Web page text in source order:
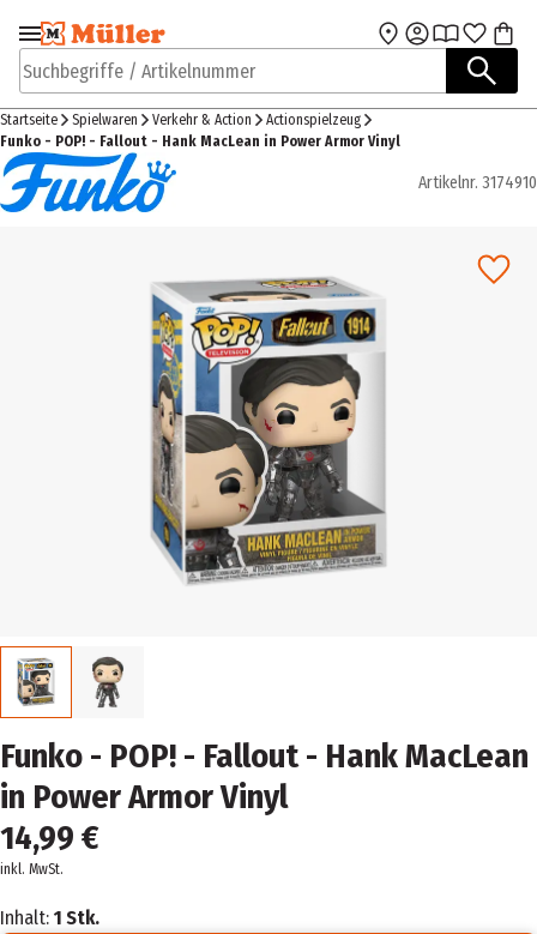
Zur Navigation
springen
Zum Hauptinhalt
Suchbegriffe / Artikelnummer
Startseite Spielwaren Verkehr & Action
Actionspielzeug
Funko - POP! - Fallout - Hank MacLean in Power Armor Vinyl
Artikelnr. 3174910
Funko - POP! - Fallout - Hank MacLean
in Power Armor Vinyl
14,99 €
inkl. MwSt.
Inhalt: 1 Stk.